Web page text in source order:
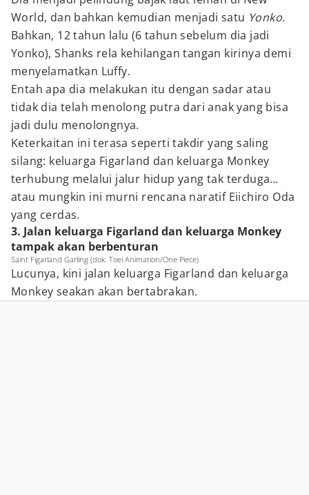
World, dan bahkan kemudian menjadi satu Yonko.
Bahkan, 12 tahun lalu (6 tahun sebelum dia jadi
Yonko), Shanks rela kehilangan tangan kirinya demi
menyelamatkan Luffy.
Entah apa dia melakukan itu dengan sadar atau
tidak dia telah menolong putra dari anak yang bisa
jadi dulu menolongnya.
Keterkaitan ini terasa seperti takdir yang saling
silang: keluarga Figarland dan keluarga Monkey
terhubung melalui jalur hidup yang tak terduga…
atau mungkin ini murni rencana naratif Eiichiro Oda
yang cerdas.
3. Jalan keluarga Figarland dan keluarga Monkey
tampak akan berbenturan
Saint Figarland Garling (dok. Toei Animation/One Piece)
Lucunya, kini jalan keluarga Figarland dan keluarga
Monkey seakan akan bertabrakan.